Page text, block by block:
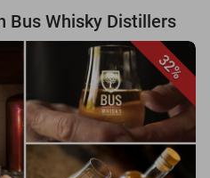
Bus Whisky Distillers
32%